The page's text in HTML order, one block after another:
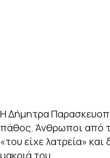
Η Δήμητρα
πάθος. Άνθρωποι από
«του είχε λατρεία»